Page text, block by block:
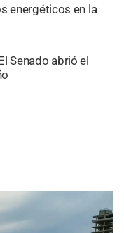
energéticos en la
Senado abrió el